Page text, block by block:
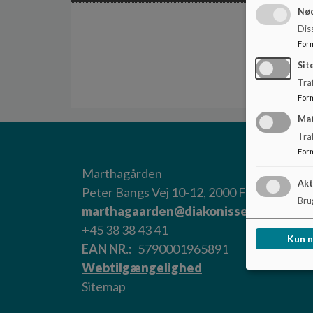
Marthagården
Peter Bangs Vej 10-12, 2000
marthagaarden@diakonissen.dk
+45 38 38 43 41
EAN NR.
5790001965891
Webtilgængelighed
Sitemap
Kun